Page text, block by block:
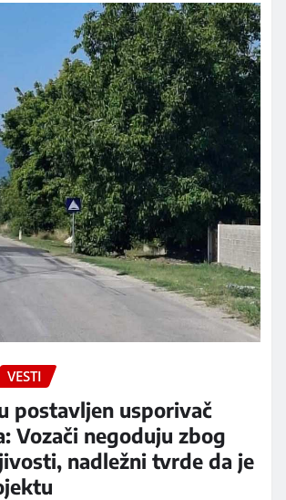
VESTI
postavljen usporivač
Vozači negoduju zbog
nadležni tvrde da je